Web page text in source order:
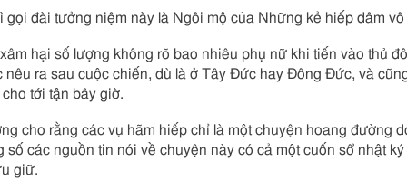
gọi đài tưởng niệm này là Ngôi mộ của Những kẻ hiếp dâm vô
hại số lượng không rõ bao nhiêu phụ nữ khi tiến vào thủ
nêu ra sau cuộc chiến, dù là ở Tây Đức hay Đông Đức, và
tới tận bây giờ.
cho rằng các vụ hãm hiếp chỉ là một chuyện hoang đường
số các nguồn tin nói về chuyện này có cả một cuốn sổ nhật
giữ.